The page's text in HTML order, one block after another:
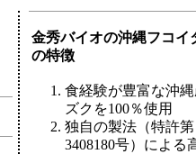
金秀バイオの沖縄フコイ
の特徴
食経験が豊富な沖
ズクを100％使用
独自の製法（特許第
3408180号）による